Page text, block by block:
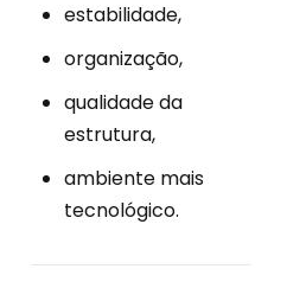
estabilidade,
organização,
qualidade da
estrutura,
ambiente mais
tecnológico.